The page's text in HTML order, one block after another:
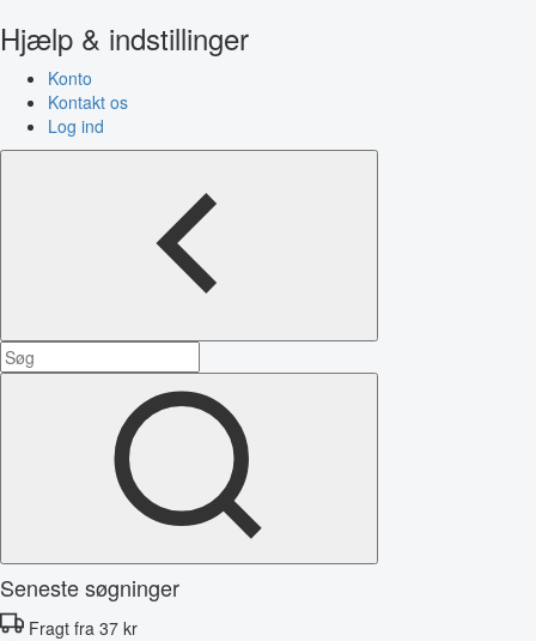
Hjælp & indstillinger
Konto
Kontakt os
Log ind
Seneste søgninger
Fragt fra 37 kr